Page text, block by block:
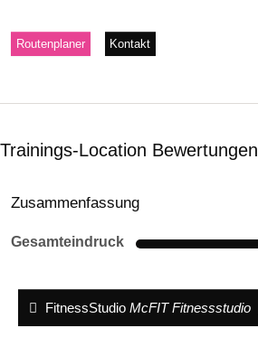
Routenplaner Kontakt
Trainings-Location Bewertungen
Zusammenfassung
Gesamteindruck
FitnessStudio McFIT Fitnessstudio